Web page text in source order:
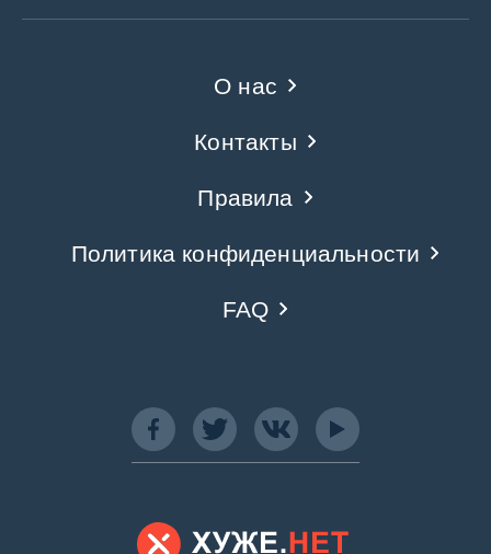
О нас
Контакты
Правила
Политика конфиденциальности
FAQ